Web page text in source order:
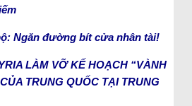
Ngăn đường bít cửa nhân tài!
LÀM VỠ KẾ HOẠCH “VÀNH
TRUNG QUỐC TẠI TRUNG